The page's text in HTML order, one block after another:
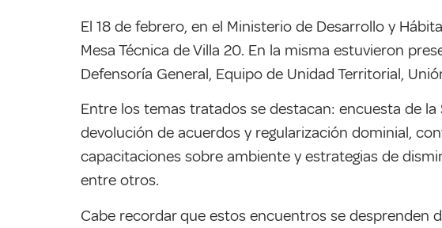
El 18 de febrero, en el Ministerio de Desarrollo y
Mesa Técnica de Villa 20. En la misma estuvieron
Defensoría General, Equipo de Unidad Territorial,
Entre los temas tratados se destacan: encuesta de
devolución de acuerdos y regularización dominial,
capacitaciones sobre ambiente y estrategias de
entre otros.
Cabe recordar que estos encuentros se desprenden